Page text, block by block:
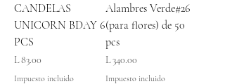
CANDELAS
UNICORN BDAY 6
PCS
Precio
L 83.00
Impuesto incluido
Alambres Verde#26
(para flores) de 50
pcs
Precio
L 340.00
Impuesto incluido